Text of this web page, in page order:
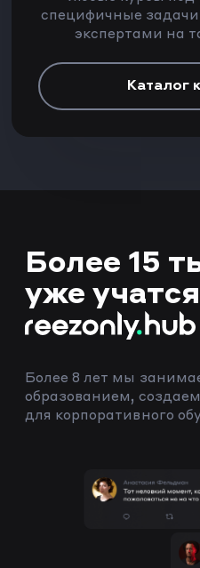
специфичные
экспертами на
Каталог
Более 15
уже
Более 8 лет мы
образованием,
для корпоративного